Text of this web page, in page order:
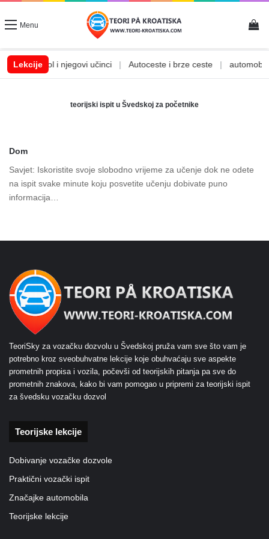
Menu
Lekcije
Alkohol i njegovi učinci Autoceste i brze ceste
teorijski ispit u Švedskoj za početnike
Dom
Savjet: Iskoristite svoje slobodno vrijeme za učenje dok ne odete
na ispit svake minute koju posvetite učenju dobivate puno
informacija…
TeoriSky za vozačku dozvolu u Švedskoj pruža vam sve što vam je
potrebno kroz sveobuhvatne lekcije koje obuhvaćaju sve aspekte
prometnih propisa i vozila, počevši od teorijskih pitanja pa sve do
prometnih znakova, kako bi vam pomogao u pripremi za teorijski ispit
za švedsku vozačku dozvol
Teorijske lekcije
Dobivanje vozačke dozvole
Praktični vozački ispit
Značajke automobila
Teorijske lekcije